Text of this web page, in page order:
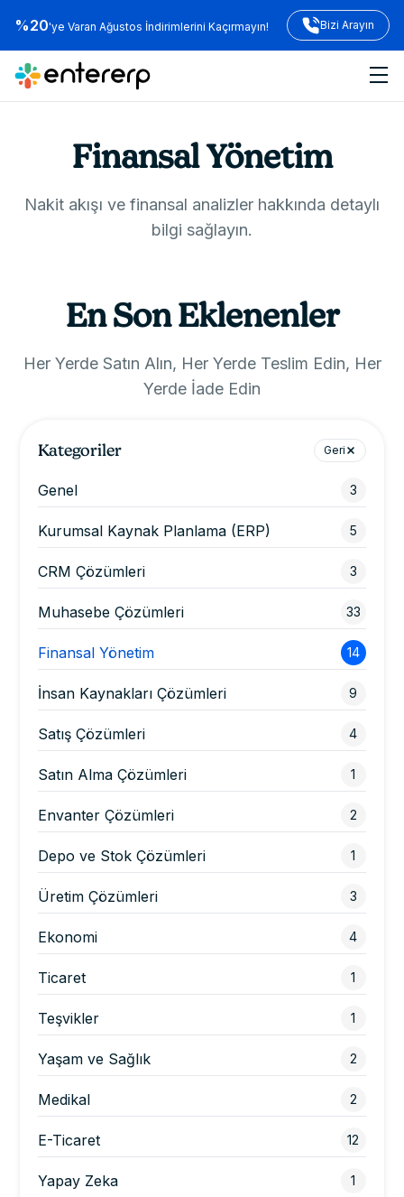
%20'ye Varan Ağustos İndirimlerini Kaçırmayın! Bizi Arayın
Finansal Yönetim
Nakit akışı ve finansal analizler hakkında detaylı
bilgi sağlayın.
En Son Eklenenler
Her Yerde Satın Alın, Her Yerde Teslim Edin, Her
Yerde İade Edin
Kategoriler Geri
Genel 3
Kurumsal Kaynak Planlama (ERP) 5
CRM Çözümleri 3
Muhasebe Çözümleri 33
Finansal Yönetim 14
İnsan Kaynakları Çözümleri 9
Satış Çözümleri 4
Satın Alma Çözümleri 1
Envanter Çözümleri 2
Depo ve Stok Çözümleri 1
Üretim Çözümleri 3
Ekonomi 4
Ticaret 1
Teşvikler 1
Yaşam ve Sağlık 2
Medikal 2
E-Ticaret 12
Yapay Zeka 1